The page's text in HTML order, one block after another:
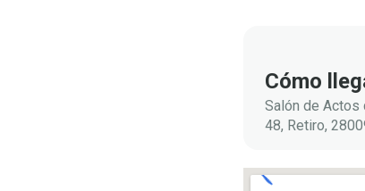
Cómo
Salón de Actos
48, Retiro,